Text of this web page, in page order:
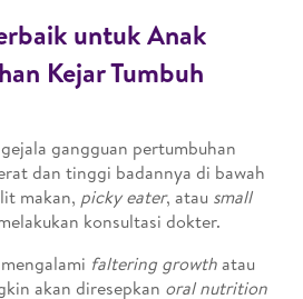
untuk Anak
Kejar Tumbuh
gangguan pertumbuhan
dan tinggi badannya di bawah
makan, picky eater, atau small
konsultasi dokter.
faltering growthatau
akan diresepkan oral nutrition